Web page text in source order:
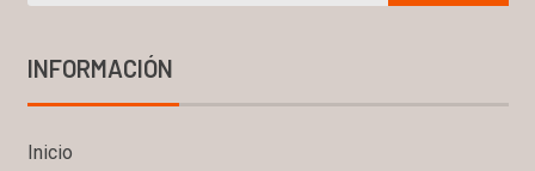
INFORMACIÓN
Inicio